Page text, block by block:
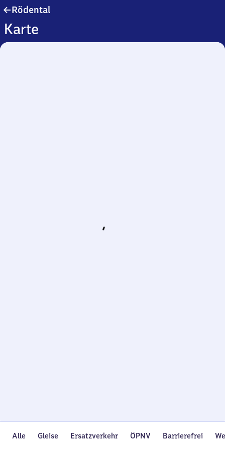
Rödental
Karte
Alle Gleise Ersatzverkehr ÖPNV Barrierefrei